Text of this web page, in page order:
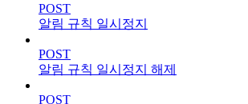
POST
알림 규칙 일시정지
POST
알림 규칙 일시정지 해제
POST